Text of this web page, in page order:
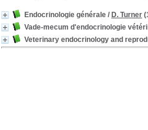
Endocrinologie générale / D. Turner
Vade-mecum d'endocrinologie
Veterinary endocrinology and